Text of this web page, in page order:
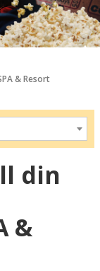
& Resort
din
&